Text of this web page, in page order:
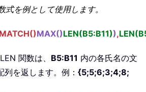
式を例として使用します。
MATCH()MAX()LEN(B5:B11)),
LEN 関数は、 B5:B11 内の各氏名の文
列を返します。例： {5;5;6;3;4;8;